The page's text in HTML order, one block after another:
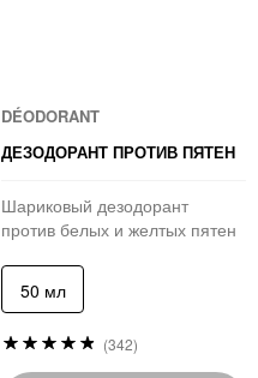
DÉODORANT
ДЕЗОДОРАНТ ПРОТИВ ПЯТЕН
Шариковый дезодорант
против белых и желтых пятен
50 мл
Рейтинг: (342)